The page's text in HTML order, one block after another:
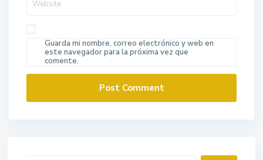
Guarda mi nombre, correo electrónico y web en
este navegador para la próxima vez que
comente.